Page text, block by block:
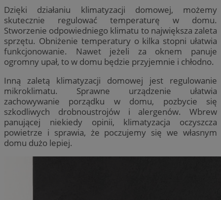
Dzięki działaniu klimatyzacji domowej, możemy
skutecznie regulować temperaturę w domu.
Stworzenie odpowiedniego klimatu to największa zaleta
sprzętu. Obniżenie temperatury o kilka stopni ułatwia
funkcjonowanie. Nawet jeżeli za oknem panuje
ogromny upał, to w domu będzie przyjemnie i chłodno.
Inną zaletą klimatyzacji domowej jest regulowanie
mikroklimatu. Sprawne urządzenie ułatwia
zachowywanie porządku w domu, pozbycie się
szkodliwych drobnoustrojów i alergenów. Wbrew
panującej niekiedy opinii, klimatyzacja oczyszcza
powietrze i sprawia, że poczujemy się we własnym
domu dużo lepiej.